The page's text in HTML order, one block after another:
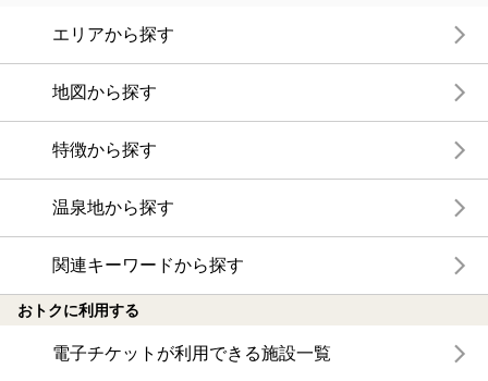
エリアから探す
地図から探す
特徴から探す
温泉地から探す
関連キーワードから探す
おトクに利用する
電子チケットが利用できる施設一覧